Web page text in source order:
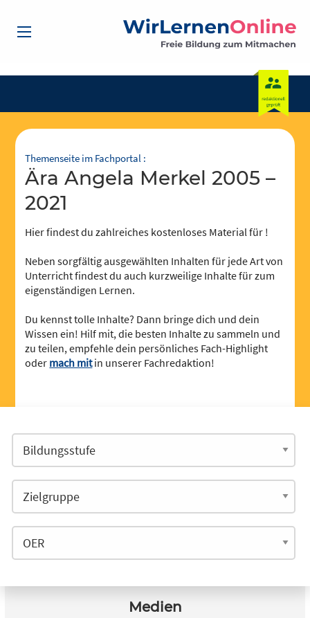
Themenseite im Fachportal :
Ära Angela Merkel 2005 –
2021
Hier findest du zahlreiches kostenloses Material für !
Neben sorgfältig ausgewählten Inhalten für jede Art von
Unterricht findest du auch kurzweilige Inhalte für zum
eigenständigen Lernen.
Du kennst tolle Inhalte? Dann bringe dich und dein
Wissen ein! Hilf mit, die besten Inhalte zu sammeln und
zu teilen, empfehle dein persönliches Fach-Highlight
oder mach mitin unserer Fachredaktion!
Medien